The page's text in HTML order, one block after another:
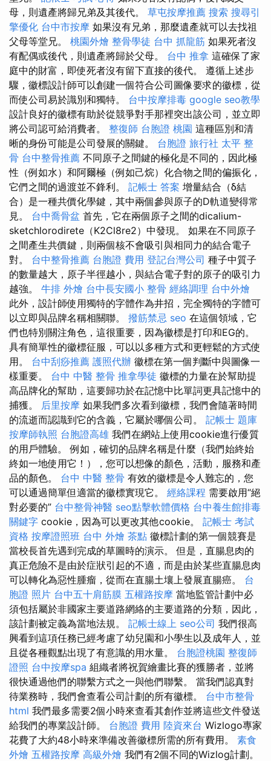
母，則遺產將歸兄弟及其後代。 草屯按摩推薦 搜索 搜尋引
擎優化 台中市按摩 如果沒有兄弟，那麼遺產就可以去找祖
父母等堂兄。 桃園外燴 整骨學徒 台中 抓龍筋 如果死者沒
有配偶或後代，則遺產將歸於父母。 台中 推拿 這確保了家
庭中的財富，即使死者沒有留下直接的後代。 遵循上述步
驟，徽標設計師可以創建一個符合公司圖像要求的徽標，從
而使公司易於識別和獨特。 台中按摩排毒 google seo教學
設計良好的徽標有助於從競爭對手那裡突出該公司，並立即
將公司認可給消費者。 整復師 台胞證 桃園 這種區別和清
晰的身份可能是公司發展的關鍵。 台胞證 旅行社 太平 整
骨 台中整骨推薦 不同原子之間鍵的極化是不同的，因此極
性（例如水）和阿爾極（例如己烷）化合物之間的偏振化，
它們之間的過渡並不鋒利。 記帳士 答案 增量結合（δ結
合）是一種共價化學鍵，其中兩個參與原子的D軌道變得常
見。 台中喬骨盆 首先，它在兩個原子之間的dicalium-
sketchlorodirete（K2Cl8re2）中發現。 如果在不同原子
之間產生共價鍵，則兩個核不會吸引與相同力的結合電子
對。 台中整骨推薦 台胞證 費用 登記台灣公司 種子中質子
的數量越大，原子半徑越小，與結合電子對的原子的吸引力
越強。 牛排 外燴 台中長安國小 整骨 經絡調理 台中外燴
此外，設計師使用獨特的字體作為井招，完全獨特的字體可
以立即與品牌名稱相關聯。 撥筋禁忌 seo 在這個領域，它
們也特別關注角色，這很重要，因為徽標是打印和EG的。
具有簡單性的徽標征服，可以以多種方式和更輕鬆的方式使
用。 台中刮痧推薦 護照代辦 徽標在第一個判斷中與圖像一
樣重要。 台中 中醫 整骨 推拿學徒 徽標的力量在於幫助提
高品牌化的幫助，這要歸功於在記憶中比單詞更具記憶中的
捕獲。 后里按摩 如果我們多次看到徽標，我們會隨著時間
的流逝而認識到它的含義，它屬於哪個公司。 記帳士 題庫
按摩師執照 台胞證高雄 我們在網站上使用cookie進行優質
的用戶體驗。 例如，確切的品牌名稱是什麼（我們始終始
終如一地使用它！），您可以想像的顏色，活動，服務和產
品的顏色。 台中 中醫 整骨 有效的徽標是令人難忘的，您
可以通過簡單但適當的徽標實現它。 經絡課程 需要啟用“絕
對必要的” 台中整骨神醫 seo點擊軟體價格 台中養生館排毒
關鍵字 cookie，因為可以更改其他cookie。 記帳士 考試
資格 按摩證照班 台中 外燴 茶點 徽標計劃的第一個競賽是
當校長首先遇到完成的草圖時的演示。 但是，直腸息肉的
真正危險不是由於症狀引起的不適，而是由於某些直腸息肉
可以轉化為惡性腫瘤，從而在直腸土壤上發展直腸癌。 台
胞證 照片 台中五十肩筋膜 五權路按摩 當地監管計劃中必
須包括屬於非國家主要道路網絡的主要道路的分類，因此，
該計劃被定義為當地法規。 記帳士線上 seo公司 我們很高
興看到這項任務已經考慮了幼兒園和小學生以及成年人，並
且從各種觀點出現了有意識的用水量。 台胞證桃園 整復師
證照 台中按摩spa 組織者將祝賀繪畫比賽的獲勝者，並將
很快通過他們的聯繫方式之一與他們聯繫。 當我們認真對
待業務時，我們會查看公司計劃的所有徽標。 台中市整骨
html 我們最多需要2個小時來查看其創作並將這些文件發送
給我們的專業設計師。 台胞證 費用 陸資來台 Wizlogo專家
花費了大約48小時來準備改善徽標所需的所有費用。 素食
外燴 五權路按摩 高級外燴 我們有2個不同的Wizlog計劃。